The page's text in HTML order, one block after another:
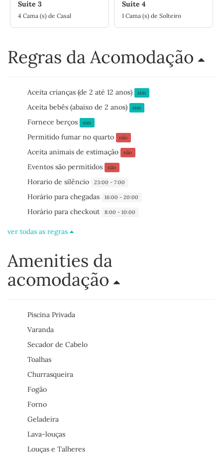
Suíte 3
4 Cama (s) de Casal
Suíte 4
1 Cama (s) de Solteiro
Regras da Acomodação
Aceita crianças (de 2 até 12 anos) sim
Aceita bebês (abaixo de 2 anos) sim
Fornece berços sim
Permitido fumar no quarto não
Aceita animais de estimação não
Eventos são permitidos não
Horario de silêncio 23:00 - 7:00
Horário para chegadas 16:00 - 20:00
Horário para checkout 8:00 - 10:00
ver todas as regras
Amenities da
acomodação
Piscina Privada
Varanda
Secador de Cabelo
Toalhas
Churrasqueira
Fogão
Forno
Geladeira
Lava-louças
Louças e Talheres